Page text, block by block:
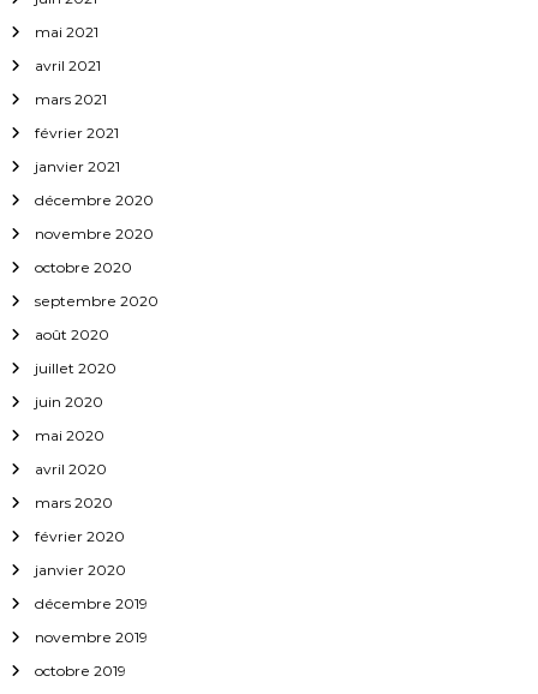
mai 2021
avril 2021
mars 2021
février 2021
janvier 2021
décembre 2020
novembre 2020
octobre 2020
septembre 2020
août 2020
juillet 2020
juin 2020
mai 2020
avril 2020
mars 2020
février 2020
janvier 2020
décembre 2019
novembre 2019
octobre 2019